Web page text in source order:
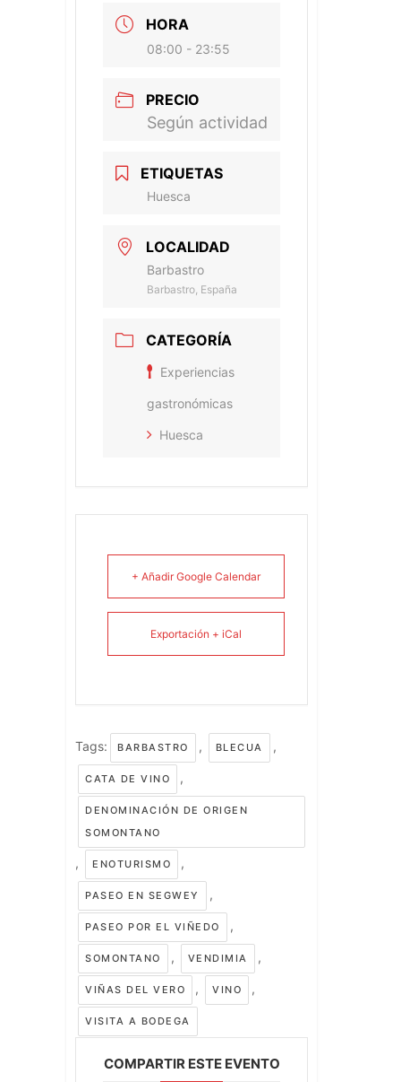
HORA
08:00 - 23:55
PRECIO
Según actividad
ETIQUETAS
Huesca
LOCALIDAD
Barbastro
Barbastro, España
CATEGORÍA
Experiencias
gastronómicas
Huesca
+ Añadir Google Calendar
Exportación + iCal
Tags: BARBASTRO , BLECUA ,
CATA DE VINO ,
DENOMINACIÓN DE ORIGEN
SOMONTANO
, ENOTURISMO ,
PASEO EN SEGWEY ,
PASEO POR EL VIÑEDO ,
SOMONTANO , VENDIMIA ,
VIÑAS DEL VERO , VINO ,
VISITA A BODEGA
COMPARTIR ESTE EVENTO